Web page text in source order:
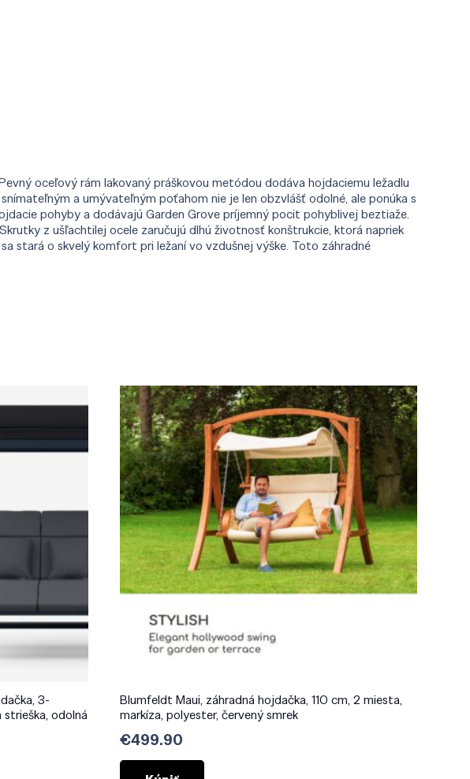
oceľový rám lakovaný práškovou metódou dodáva hojdaciemu ležadlu
a umývateľným poťahom nie je len obzvlášť odolné, ale ponúka s
pohyby a dodávajú Garden Grove príjemný pocit pohyblivej beztiaže.
z ušľachtilej ocele zaručujú dlhú životnosť konštrukcie, ktorá napriek
stará o skvelý komfort pri ležaní vo vzdušnej výške. Toto záhradné
3-
odolná
Blumfeldt Maui, záhradná hojdačka, 110 cm, 2 miesta,
markíza, polyester, červený smrek
€499.90